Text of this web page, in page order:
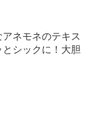
ネモネのテキス
シックに！大胆